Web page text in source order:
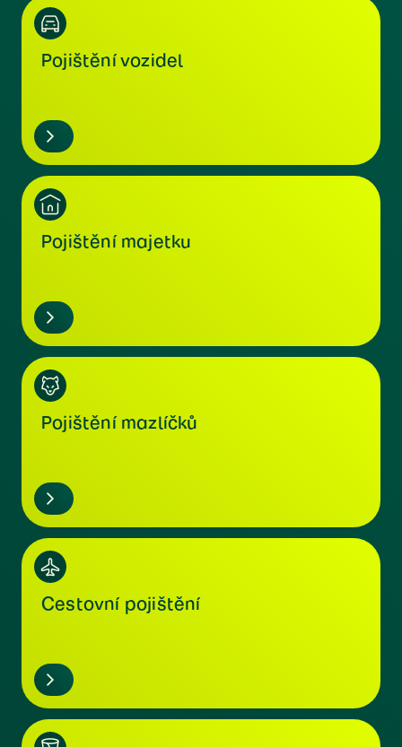
Pojištění vozidel
Pojištění majetku
Pojištění mazlíčků
Cestovní pojištění